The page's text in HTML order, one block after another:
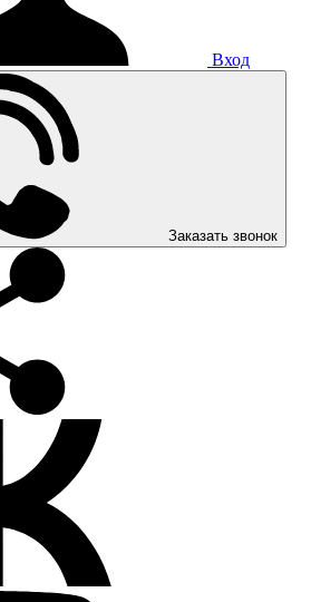
Вход
Заказать звонок